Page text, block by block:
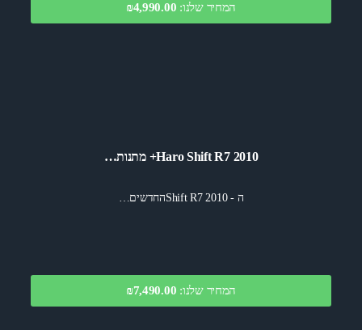
המחיר שלנו: ₪4,990.00
Haro Shift R7 2010+ מתנות…
ה - Shift R7 2010החדשים…
המחיר שלנו: ₪7,490.00